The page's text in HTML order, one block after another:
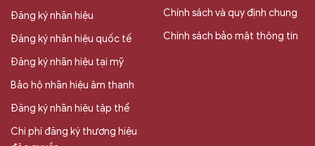
Đăng ký nhãn hiệu
Đăng ký nhãn hiệu quốc tế
Đăng ký nhãn hiệu tại mỹ
Bảo hộ nhãn hiệu âm thanh
Đăng ký nhãn hiệu tập thể
Chi phí đăng ký thương hiệu
Chính sách và quy định chung
Chính sách bảo mật thông tin